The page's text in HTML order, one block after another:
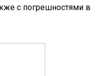
с погрешностями в